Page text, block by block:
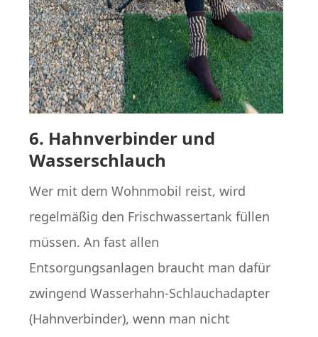
6. Hahnverbinder und
Wasserschlauch
Wer mit dem Wohnmobil reist, wird
regelmäßig den Frischwassertank füllen
müssen. An fast allen
Entsorgungsanlagen braucht man dafür
zwingend Wasserhahn-Schlauchadapter
(Hahnverbinder), wenn man nicht